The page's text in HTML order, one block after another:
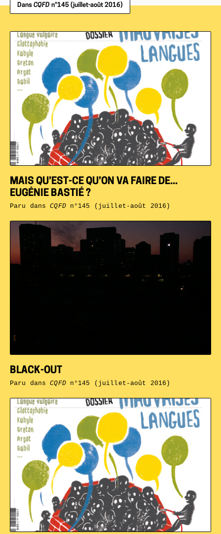
Dans CQFD n°145 (juillet-août 2016)
BLACK-OUT
Paru dansCQFDn°145 (juillet-août 2016)
MAIS QU’EST-CE QU’ON VA FAIRE DE...
EUGÉNIE BASTIÉ ?
Paru dansCQFDn°145 (juillet-août 2016)